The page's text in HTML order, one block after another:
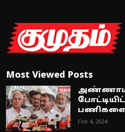
Most Viewed Posts
பணிகளை
Feb 4, 2024